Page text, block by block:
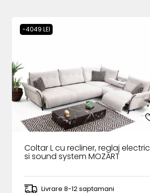
-4049 LEI
Coltar L cu recliner, reglaj electric
si sound system MOZART
Livrare 8-12 saptamani